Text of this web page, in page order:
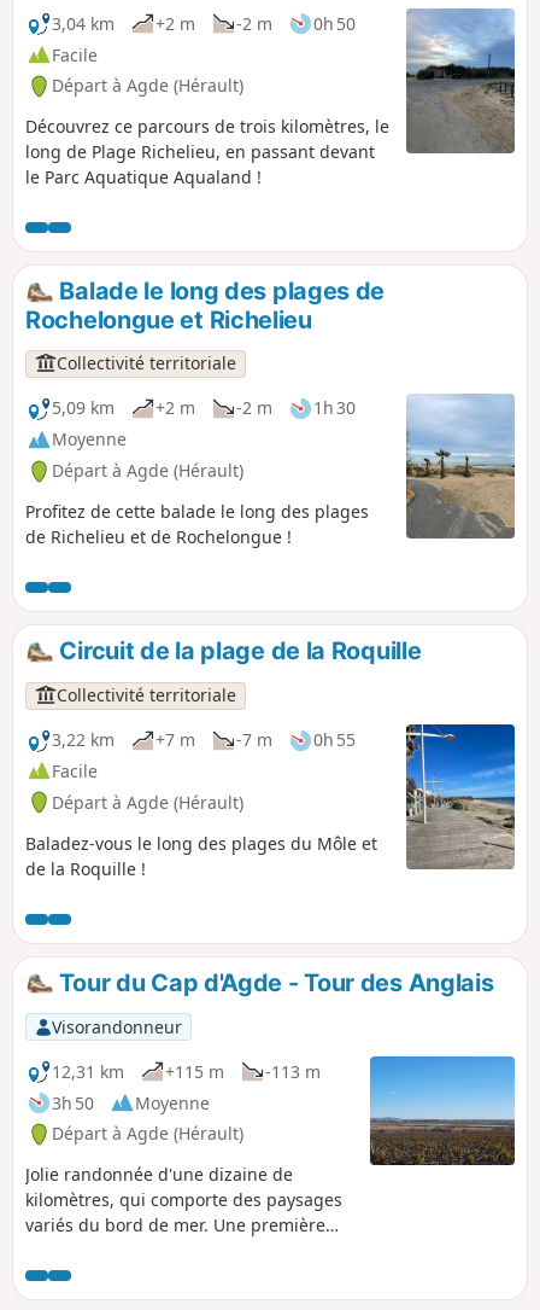
3,04 km
+2 m -2 m
0h 50
Facile
Départ à Agde (Hérault)
Découvrez ce parcours de trois kilomètres, le
long de Plage Richelieu, en passant devant
le Parc Aquatique Aqualand !
Balade le long des plages de
Rochelongue et Richelieu
Collectivité territoriale
5,09 km
+2 m -2 m
1h 30
Moyenne
Départ à Agde (Hérault)
Profitez de cette balade le long des plages
de Richelieu et de Rochelongue !
Circuit de la plage de la Roquille
Collectivité territoriale
3,22 km
+7 m -7 m
0h 55
Facile
Départ à Agde (Hérault)
Baladez-vous le long des plages du Môle et
de la Roquille !
Tour du Cap d'Agde - Tour des Anglais
Visorandonneur
12,31 km
+115 m
-113 m
3h 50
Moyenne
Départ à Agde (Hérault)
Jolie randonnée d'une dizaine de
kilomètres, qui comporte des paysages
variés du bord de mer. Une première
Une seconde partie, avec un peu plus
de dénivelé, avec l'ascension du Mont